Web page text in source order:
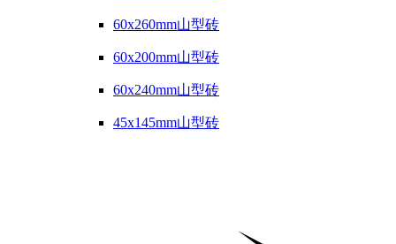
60x260mm山型砖
60x200mm山型砖
60x240mm山型砖
45x145mm山型砖